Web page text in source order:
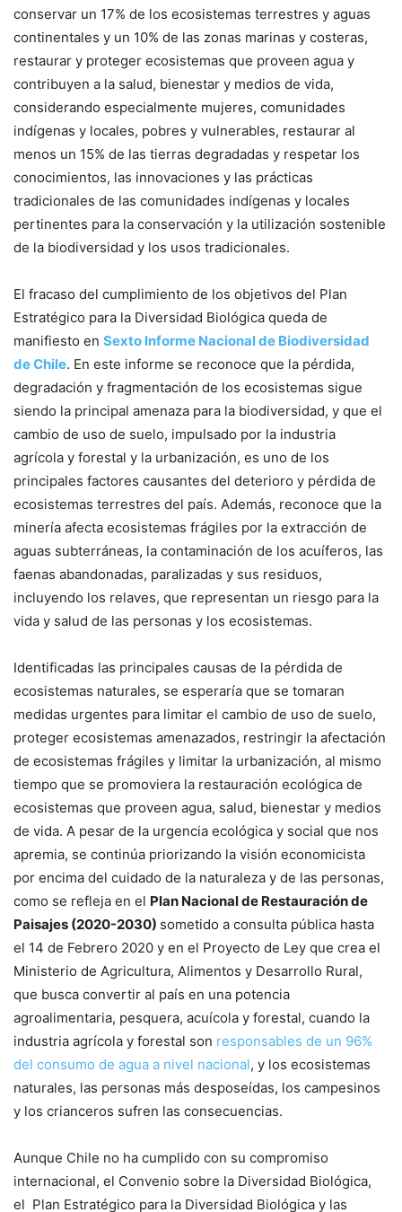
conservar un 17% de los ecosistemas terrestres y aguas
continentales y un 10% de las zonas marinas y costeras,
restaurar y proteger ecosistemas que proveen agua y
contribuyen a la salud, bienestar y medios de vida,
considerando especialmente mujeres, comunidades
indígenas y locales, pobres y vulnerables, restaurar al
menos un 15% de las tierras degradadas y respetar los
conocimientos, las innovaciones y las prácticas
tradicionales de las comunidades indígenas y locales
pertinentes para la conservación y la utilización sostenible
de la biodiversidad y los usos tradicionales.
El fracaso del cumplimiento de los objetivos del Plan
Estratégico para la Diversidad Biológica queda de
manifiesto en Sexto Informe Nacional de Biodiversidad
de Chile. En este informe se reconoce que la pérdida,
degradación y fragmentación de los ecosistemas sigue
siendo la principal amenaza para la biodiversidad, y que el
cambio de uso de suelo, impulsado por la industria
agrícola y forestal y la urbanización, es uno de los
principales factores causantes del deterioro y pérdida de
ecosistemas terrestres del país. Además, reconoce que la
minería afecta ecosistemas frágiles por la extracción de
aguas subterráneas, la contaminación de los acuíferos, las
faenas abandonadas, paralizadas y sus residuos,
incluyendo los relaves, que representan un riesgo para la
vida y salud de las personas y los ecosistemas.
Identificadas las principales causas de la pérdida de
ecosistemas naturales, se esperaría que se tomaran
medidas urgentes para limitar el cambio de uso de suelo,
proteger ecosistemas amenazados, restringir la afectación
de ecosistemas frágiles y limitar la urbanización, al mismo
tiempo que se promoviera la restauración ecológica de
ecosistemas que proveen agua, salud, bienestar y medios
de vida. A pesar de la urgencia ecológica y social que nos
apremia, se continúa priorizando la visión economicista
por encima del cuidado de la naturaleza y de las personas,
como se refleja en el Plan Nacional de Restauración de
Paisajes (2020-2030) sometido a consulta pública hasta
el 14 de Febrero 2020 y en el Proyecto de Ley que crea el
Ministerio de Agricultura, Alimentos y Desarrollo Rural,
que busca convertir al país en una potencia
agroalimentaria, pesquera, acuícola y forestal, cuando la
industria agrícola y forestal son responsables de un 96%
del consumo de agua a nivel nacional, y los ecosistemas
naturales, las personas más desposeídas, los campesinos
y los crianceros sufren las consecuencias.
Aunque Chile no ha cumplido con su compromiso
internacional, el Convenio sobre la Diversidad Biológica,
el Plan Estratégico para la Diversidad Biológica y las